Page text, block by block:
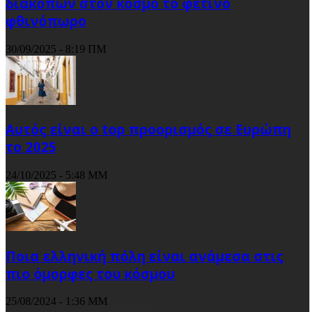
φθινόπωρο
30/09/2025 - 8:19 ΠΜ
Αυτός είναι ο top προορισμός σε Ευρώπη
το 2025
24/10/2025 - 5:48 ΜΜ
Ποια ελληνική πόλη είναι ανάμεσα στις
πιο όμορφες του κόσμου
25/08/2024 - 1:36 ΜΜ